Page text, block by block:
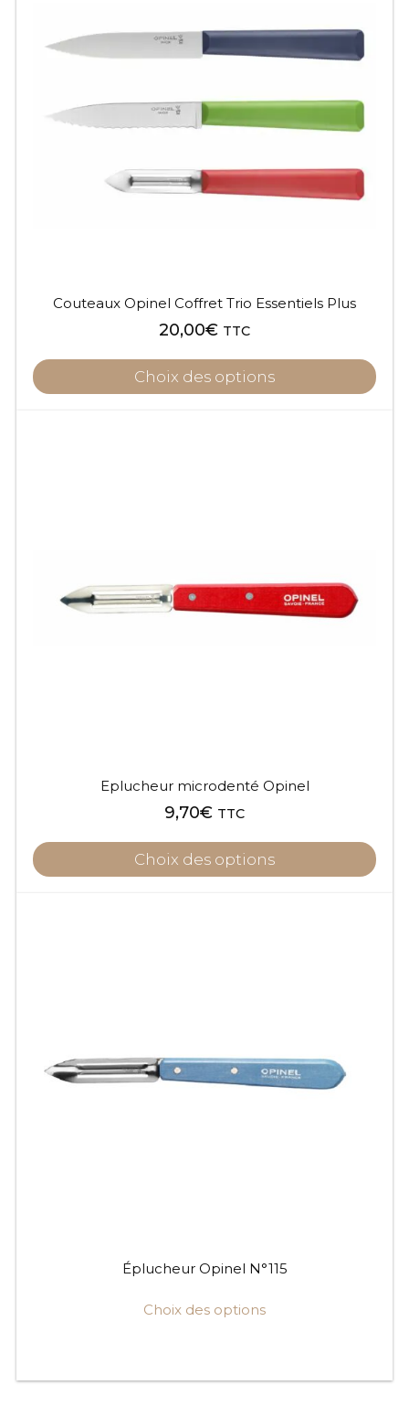
Couteaux Opinel Coffret Trio Essentiels Plus
20,00€ TTC
Choix des options
Eplucheur microdenté Opinel
9,70€ TTC
Choix des options
Éplucheur Opinel N°115
Choix des options